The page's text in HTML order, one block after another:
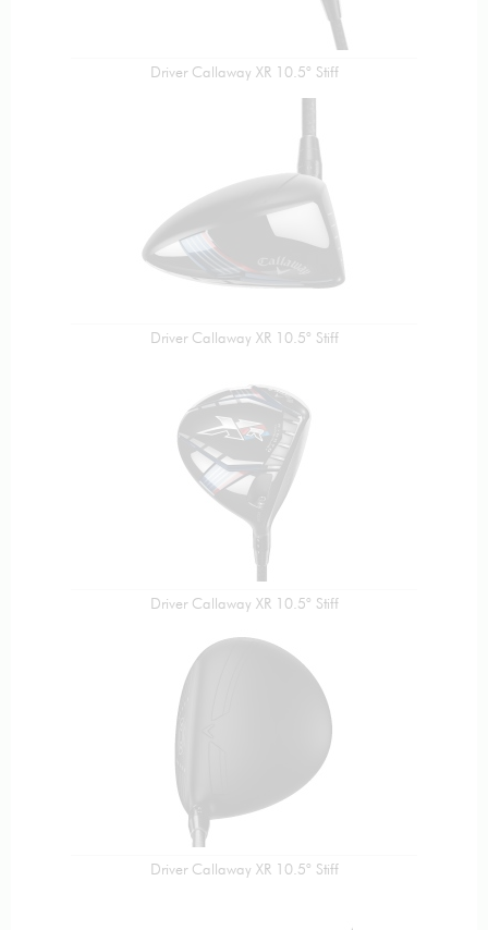
Driver Callaway XR 10.5° Stiff
Driver Callaway XR 10.5° Stiff
Driver Callaway XR 10.5° Stiff
Driver Callaway XR 10.5° Stiff